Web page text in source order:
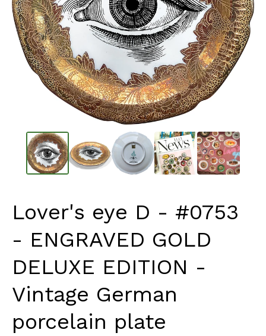
Lover's eye D - #0753
- ENGRAVED GOLD
DELUXE EDITION -
Vintage German
porcelain plate